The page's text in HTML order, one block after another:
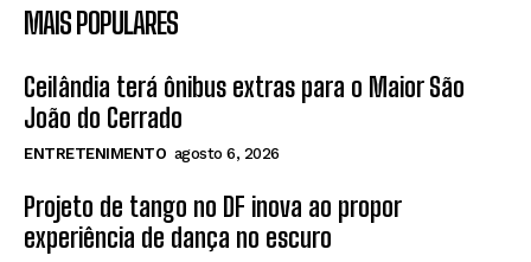
MAIS POPULARES
Ceilândia terá ônibus extras para o Maior São
João do Cerrado
ENTRETENIMENTO agosto 6, 2026
Projeto de tango no DF inova ao propor
experiência de dança no escuro